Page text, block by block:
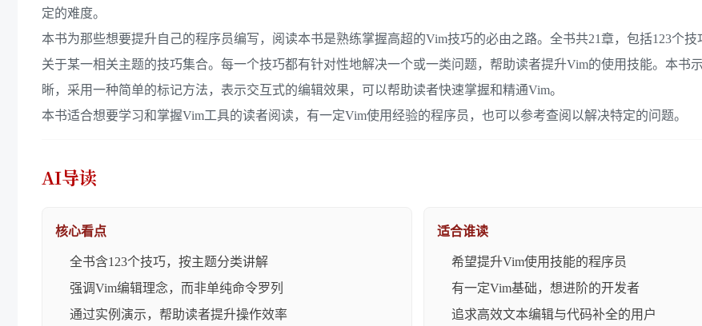
定的难度。
本书为那些想要提升自己的程序员编写，阅读本书是熟练掌握高超的Vim技巧的必由之路。全书共21章，包括123个技
关于某一相关主题的技巧集合。每一个技巧都有针对性地解决一个或一类问题，帮助读者提升Vim的使用技能。本书
晰，采用一种简单的标记方法，表示交互式的编辑效果，可以帮助读者快速掌握和精通Vim。
本书适合想要学习和掌握Vim工具的读者阅读，有一定Vim使用经验的程序员，也可以参考查阅以解决特定的问题。
AI导读
核心看点
全书含123个技巧，按主题分类讲解
强调Vim编辑理念，而非单纯命令罗列
通过实例演示，帮助读者提升操作效率
适合谁读
希望提升Vim使用技能的程序员
有一定Vim基础，想进阶的开发者
追求高效文本编辑与代码补全的用户